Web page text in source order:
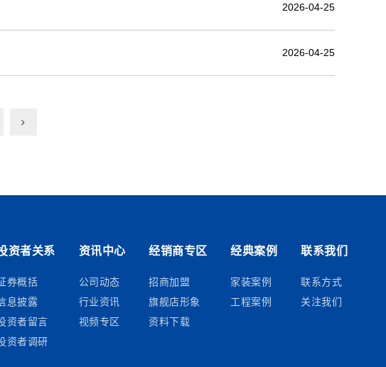
2026-04-25
2026-04-25
资者关系
券概括
息披露
资者留言
资者调研
资讯中心
公司动态
行业资讯
视频专区
经销商专区
招商加盟
旗舰店形象
资料下载
经典案例
家装案例
工程案例
联系我们
联系方式
关注我们